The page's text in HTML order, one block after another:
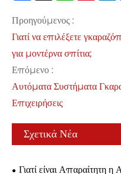
Προηγούμενος :
Γιατί να επιλέξετε
για μοντέρνα σπίτια;
Επόμενο :
Αυτόματα Συστήματα
Επιχειρήσεις
Σχετικά Νέα
Γιατί είναι Απαραίτητη